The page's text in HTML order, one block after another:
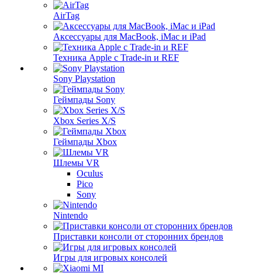
AirTag
Аксессуары для MacBook, iMac и iPad
Техника Apple с Trade-in и REF
Sony Playstation
Геймпады Sony
Xbox Series X/S
Геймпады Xbox
Шлемы VR
Oculus
Pico
Sony
Nintendo
Приставки консоли от сторонних брендов
Игры для игровых консолей